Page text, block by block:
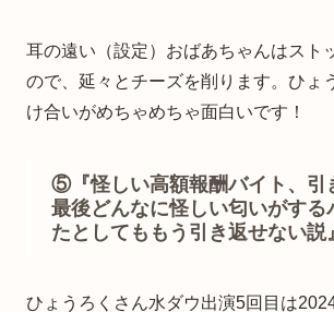
耳の遠い（設定）おばあちゃんはスト
ので、延々とチーズを削ります。ひょ
け合いがめちゃめちゃ面白いです！
⑤『怪しい高額報酬バイト、引
最後どんなに怪しい匂いがする
たとしてももう引き返せない説』
ひょうろくさん水ダウ出演5回目は